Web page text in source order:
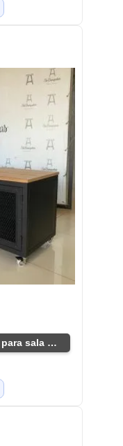
Rack industrial con ruedas para sala moderna